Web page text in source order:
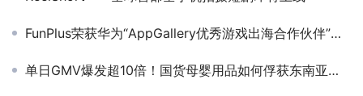
FunPlus荣获华为“AppGallery优秀游戏出海合作伙伴”奖项！
单日GMV爆发超10倍！国货母婴用品如何俘获东南亚妈妈“芳心”？